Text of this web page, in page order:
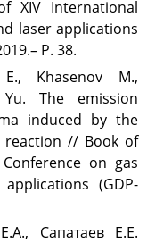
XIV International
laser applications
P. 38.
Khasenov M.,
The emission
induced by the
reaction // Book of
on gas
(GDP-
Сапатаев Е.Е.